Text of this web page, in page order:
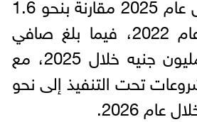
مليار جنيه في عام 2022، فيما بلغ صافي
الربح نحو 554 مليون جنيه خلال 2025، مع
تحت التنفيذ إلى نحو